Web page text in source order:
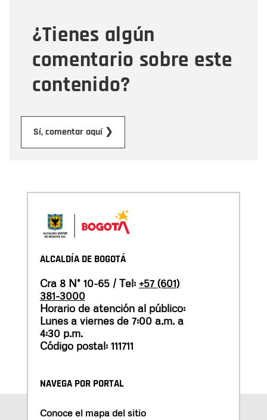
¿Tienes algún
comentario sobre este
contenido?
Sí, comentar aquí ❯
Mensaje
ALCALDÍA DE BOGOTÁ
Cra 8 N° 10-65 / Tel: +57 (601)
381-3000
Horario de atención al público:
Lunes a viernes de 7:00 a.m. a
4:30 p.m.
Código postal: 111711
NAVEGA POR PORTAL
Conoce el mapa del sitio